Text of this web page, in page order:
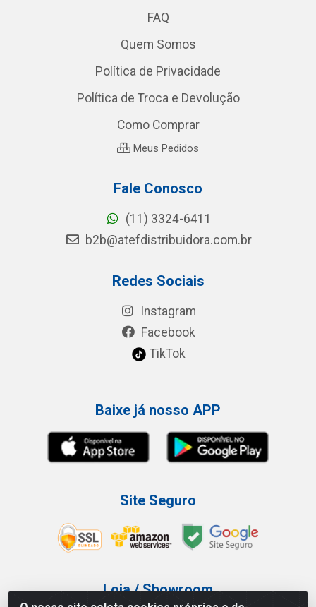
FAQ
Quem Somos
Política de Privacidade
Política de Troca e Devolução
Como Comprar
Meus Pedidos
Fale Conosco
(11) 3324-6411
b2b@atefdistribuidora.com.br
Redes Sociais
Instagram
Facebook
TikTok
Baixe já nosso APP
Site Seguro
Loja / Showroom